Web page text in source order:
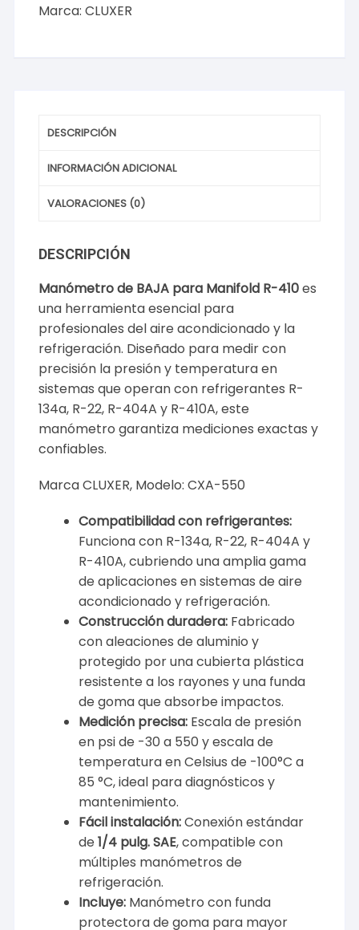
CXA-
Marca:CLUXER
DESCRIPCIÓN
INFORMACIÓN ADICIONAL
VALORACIONES (0)
DESCRIPCIÓN
Manómetro de BAJA para Manifold R-410es
una herramienta esencial para
profesionales del aire acondicionado y la
refrigeración. Diseñado para medir con
precisión la presión y temperatura en
sistemas que operan con refrigerantes R-
134a, R-22, R-404A y R-410A, este
manómetro garantiza mediciones exactas y
confiables.
Marca CLUXER, Modelo: CXA-550
Compatibilidad con refrigerantes:
Funciona con R-134a, R-22, R-404A y
R-410A, cubriendo una amplia gama
de aplicaciones en sistemas de aire
acondicionado y refrigeración.
Construcción duradera: Fabricado
con aleaciones de aluminio y
protegido por una cubierta plástica
resistente a los rayones y una funda
de goma que absorbe impactos.
Medición precisa: Escala de presión
en psi de -30 a 550 y escala de
temperatura en Celsius de -100°C a
85 °C, ideal para diagnósticos y
mantenimiento.
Fácil instalación:Conexión estándar
de1/4 pulg. SAE, compatible con
múltiples manómetros de
refrigeración.
Incluye: Manómetro con funda
protectora de goma para mayor